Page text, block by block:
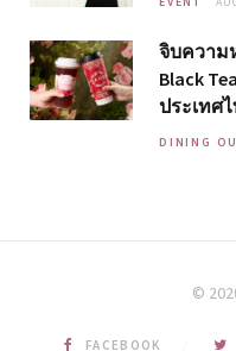
จิบความ
Black
ประเทศ
DINING
©
FACEBOOK